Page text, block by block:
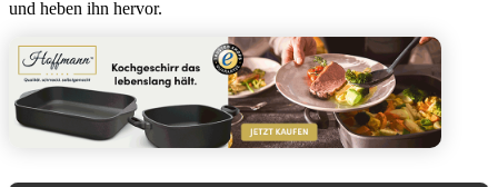
und heben ihn hervor.